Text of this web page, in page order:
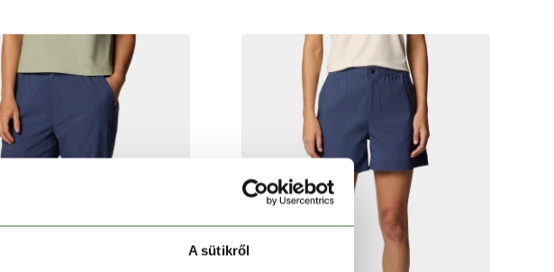
A sütikről